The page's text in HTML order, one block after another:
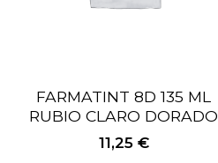
FARMATINT 8D 135 ML
RUBIO CLARO DORADO
11,25 €